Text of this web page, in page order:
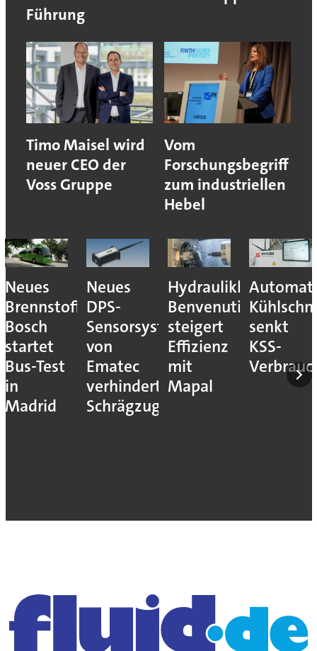
Führung
Timo Maisel wird
neuer CEO der
Voss Gruppe
Vom
Forschungsbegriff
zum industriellen
Hebel
Neues
Brennstoffzellensystem:
Bosch
startet
Bus-Test
in
Madrid
Neues
DPS-
Sensorsystem
von
Ematec
verhindert
Schrägzug
Hydraulikhersteller
Benvenuti
steigert
Effizienz
mit
Mapal
senkt
KSS-